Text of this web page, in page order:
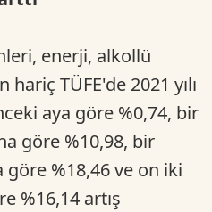
enerji, alkollü
TÜFE'de 2021 yılı
aya göre %0,74, bir
göre %10,98, bir
göre %18,46 ve on iki
%16,14 artış